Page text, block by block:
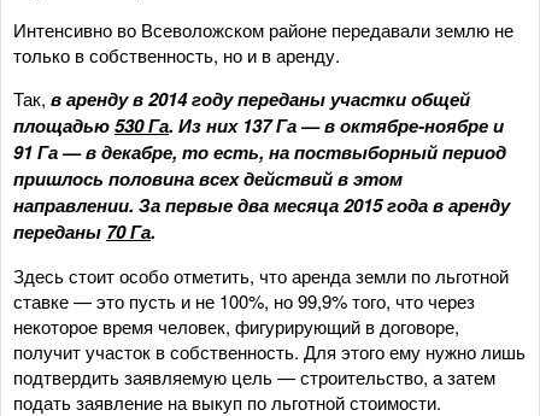
Интенсивно во Всеволожском районе передавали землю не
только в собственность, но и в аренду.
Так, в аренду в 2014 году переданы участки общей
площадью530 Га. Из них 137 Га — в октябре-ноябре и
91 Га — в декабре, то есть, на поствыборный период
пришлось половина всех действий в этом
направлении. За первые два месяца 2015 года в аренду
переданы 70 Га.
Здесь стоит особо отметить, что аренда земли по льготной
ставке — это пусть и не 100%, но 99,9% того, что через
некоторое время человек, фигурирующий в договоре,
получит участок в собственность. Для этого ему нужно лишь
подтвердить заявляемую цель — строительство, а затем
подать заявление на выкуп по льготной стоимости.